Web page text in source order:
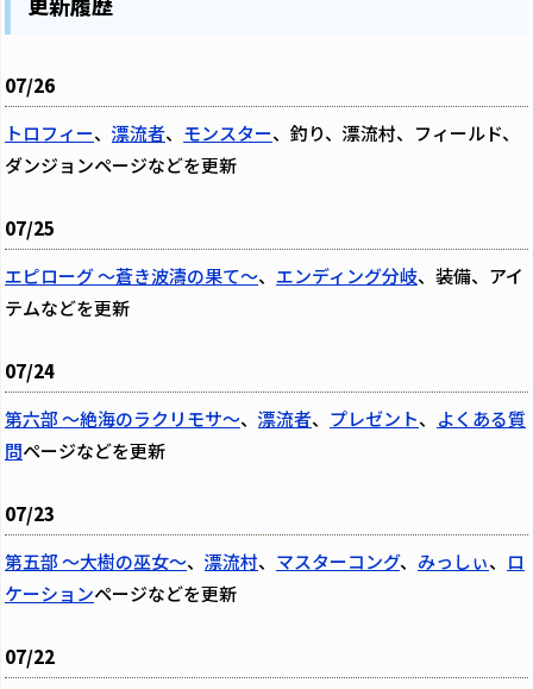
07/26
トロフィー、 漂流者、 モンスター、釣り、漂流村、フィールド、
ダンジョンページなどを更新
07/25
エピローグ ～蒼き波濤の果て～、 エンディング分岐、装備、アイ
テムなどを更新
07/24
第六部 ～絶海のラクリモサ～、 漂流者、 プレゼント、 よくある質
問ページなどを更新
07/23
第五部 ～大樹の巫女～、 漂流村、 マスターコング、 みっしぃ、 ロ
ケーションページなどを更新
07/22